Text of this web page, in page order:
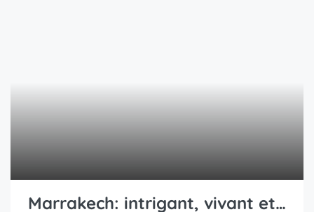
Marrakech: intrigant, vivant et bouleversant